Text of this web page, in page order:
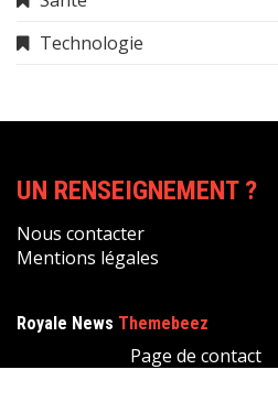
Technologie
UN RENSEIGNEMENT ?
Nous contacter
Mentions légales
Royale News Themebeez
Page de contact